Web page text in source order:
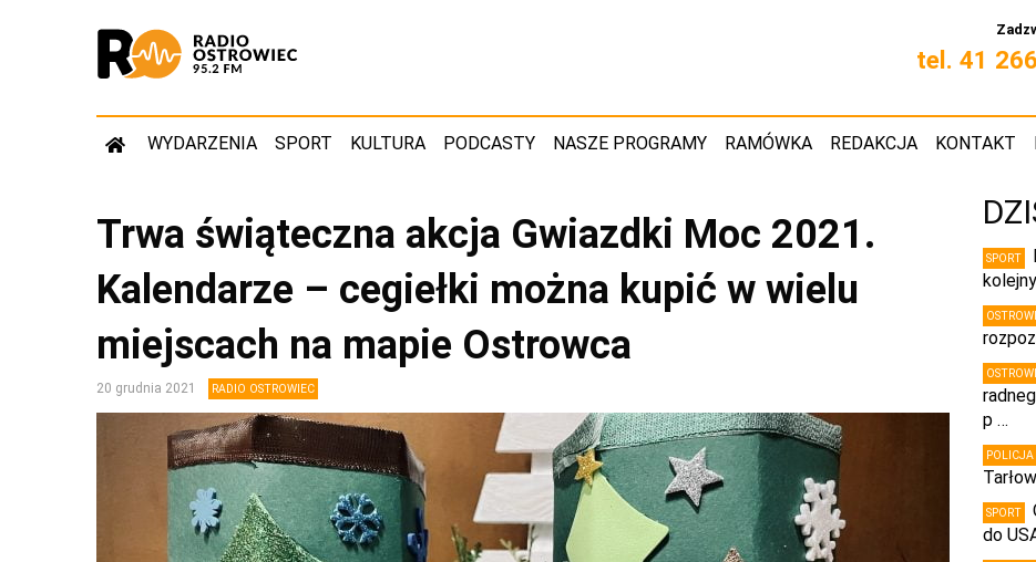
tel. 41
WYDARZENIA SPORT KULTURA PODCASTY NASZE PROGRAMY RAMÓWKA REDAKCJA KONTAKT
Trwa świąteczna akcja Gwiazdki Moc 2021.
Kalendarze – cegiełki można kupić w wielu
miejscach na mapie Ostrowca
20 grudnia 2021 RADIO OSTROWIEC
SPORT
p …
POLICJA
SPORT
do